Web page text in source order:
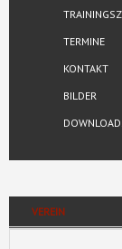
TERMINE
KONTAKT
BILDER
VEREIN